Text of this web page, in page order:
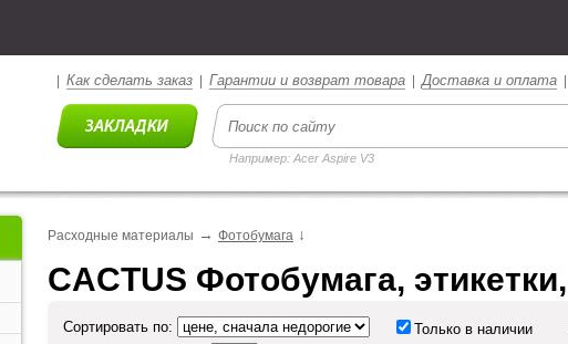
Как сделать заказ Гарантии и возврат товара |Доставка и оплата
Например: Acer Aspire V3
Расходные материалы → Фотобумага ↓
CACTUS Фотобумага,
Сортировать по:
Только в наличии